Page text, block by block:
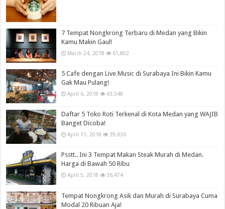
7 Tempat Nongkrong Terbaru di Medan yang Bikin
Kamu Makin Gaul!
March 24, 2018 61,802
5 Cafe dengan Live Music di Surabaya Ini Bikin Kamu
Gak Mau Pulang!
April 6, 2018 43,548
Daftar 5 Toko Roti Terkenal di Kota Medan yang WAJIB
Banget Dicoba!
April 11, 2018 39,636
Psstt.. Ini 3 Tempat Makan Steak Murah di Medan.
Harga di Bawah 50 Ribu
April 5, 2018 36,474
Tempat Nongkrong Asik dan Murah di Surabaya Cuma
Modal 20 Ribuan Aja!